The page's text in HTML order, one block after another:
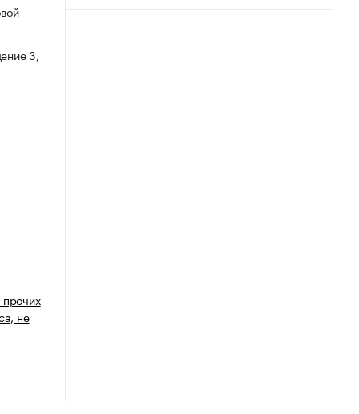
3,
не